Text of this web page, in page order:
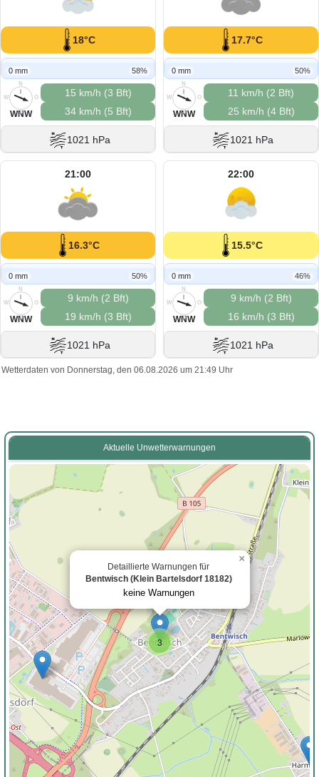
18°C
0 mm 58%
N
O
S
W
WNW
15 km/h (3 Bft)
34 km/h (5 Bft)
1021 hPa
17.7°C
0 mm 50%
N
O
S
W
WNW
11 km/h (2 Bft)
25 km/h (4 Bft)
1021 hPa
21:00
16.3°C
0 mm 50%
N
O
S
W
WNW
9 km/h (2 Bft)
19 km/h (3 Bft)
1021 hPa
22:00
15.5°C
0 mm 46%
N
O
S
W
WNW
9 km/h (2 Bft)
16 km/h (3 Bft)
1021 hPa
Wetterdaten von Donnerstag, den 06.08.2026 um 21:49 Uhr
Aktuelle Unwetterwarnungen
3
Detaillierte Warnungen für
Bentwisch (Klein Bartelsdorf 18182)
keine Warnungen
×